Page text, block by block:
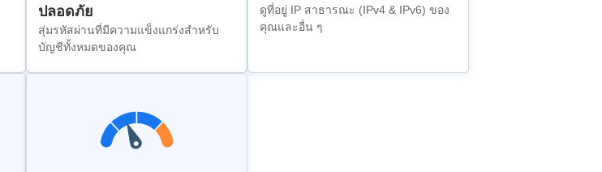
ปลอดภัย
สุ่มรหัสผ่านที่มีความแข็งแกร่งสำหรับ
บัญชีทั้งหมดของคุณ
ดูที่อยู่ IP สาธารณะ (IPv4 & IPv6) ของ
คุณและอื่น ๆ